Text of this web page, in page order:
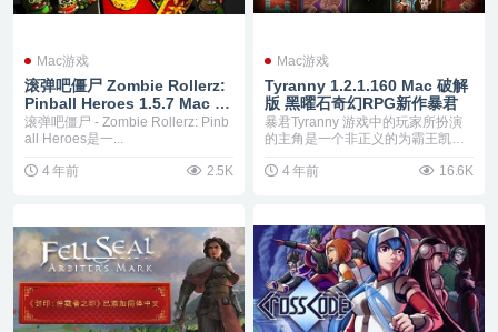
Mac游戏
滚弹吧僵尸 Zombie Rollerz:
Pinball Heroes 1.5.7 Mac 中
文破解版 用丰富的弹珠技能来
狂弹僵尸吧
滚弹吧僵尸 - Zombie Rollerz: Pinb
all Heroes是一...
4 年前 2.5K
Mac游戏
Tyranny 1.2.1.160 Mac 破解
版 黑曜石奇幻RPG新作暴君
暴君Tyranny 游戏中的玩家所扮演
的主角是一个非正义的为霸王凯洛
4 年前
16.6K